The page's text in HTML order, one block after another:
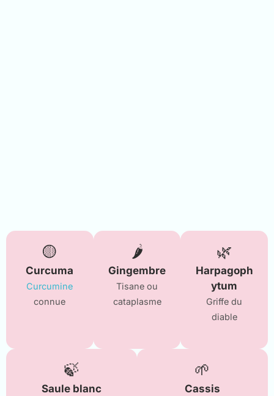
🟡
Curcuma
Curcumine
connue
🌶️
Gingembre
Tisane ou
cataplasme
🌿
Harpagoph
ytum
Griffe du
diable
🍃
Saule blanc
🌱
Cassis